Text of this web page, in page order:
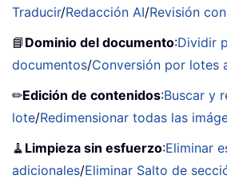
Traducir/Redacción AI/Revisión
📘 Dominio del documento:Dividir
documentos/Conversión por lotes
✏Edición de contenidos:Buscar y
lote/Redimensionar todas las
🧹 Limpieza sin esfuerzo:Eliminar
adicionales/Eliminar Salto de